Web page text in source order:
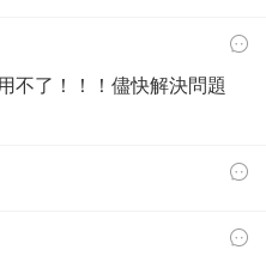
不了！！！儘快解決問題